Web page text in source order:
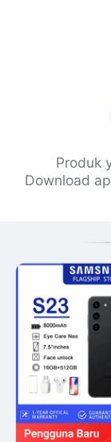
Produk
Download